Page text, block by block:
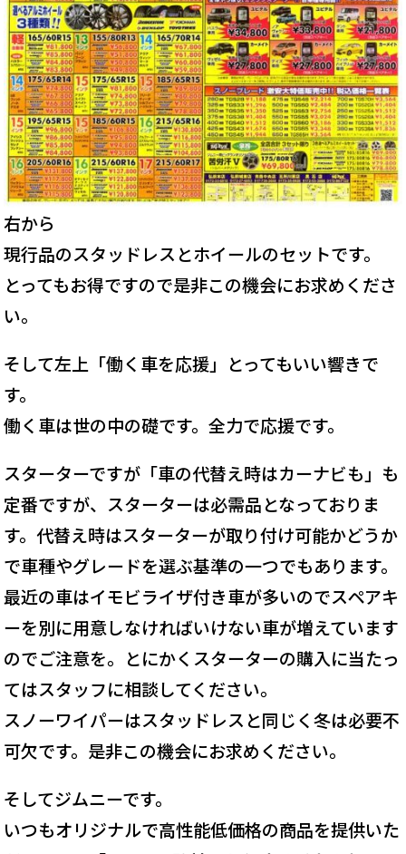
右から
現行品のスタッドレスとホイールのセットです。
とってもお得ですので是非この機会にお求めくださ
い。
そして左上「働く車を応援」とってもいい響きで
す。
働く車は世の中の礎です。全力で応援です。
スターターですが「車の代替え時はカーナビも」も
定番ですが、スターターは必需品となっておりま
す。代替え時はスターターが取り付け可能かどうか
で車種やグレードを選ぶ基準の一つでもあります。
最近の車はイモビライザ付き車が多いのでスペアキ
ーを別に用意しなければいけない車が増えています
のでご注意を。とにかくスターターの購入に当たっ
てはスタッフに相談してください。
スノーワイパーはスタッドレスと同じく冬は必要不
可欠です。是非この機会にお求めください。
そしてジムニーです。
いつもオリジナルで高性能低価格の商品を提供いた